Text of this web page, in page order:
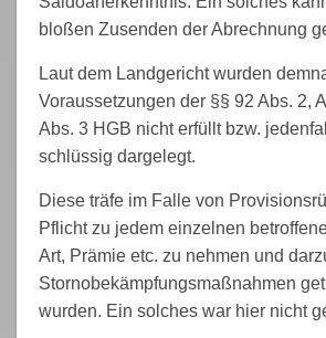
bloßen Zusenden der Abrechnung
Laut dem Landgericht wurden
Voraussetzungen der §§ 92 Abs. 2,
Abs. 3 HGB nicht erfüllt bzw.
schlüssig dargelegt.
Diese träfe im Falle von
Pflicht zu jedem einzelnen
Art, Prämie etc. zu nehmen und
Stornobekämpfungsmaßnahmen
wurden. Ein solches war hier nicht